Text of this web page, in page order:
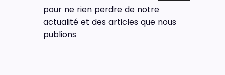
pour ne rien perdre de notre
actualité et des articles que nous
publions